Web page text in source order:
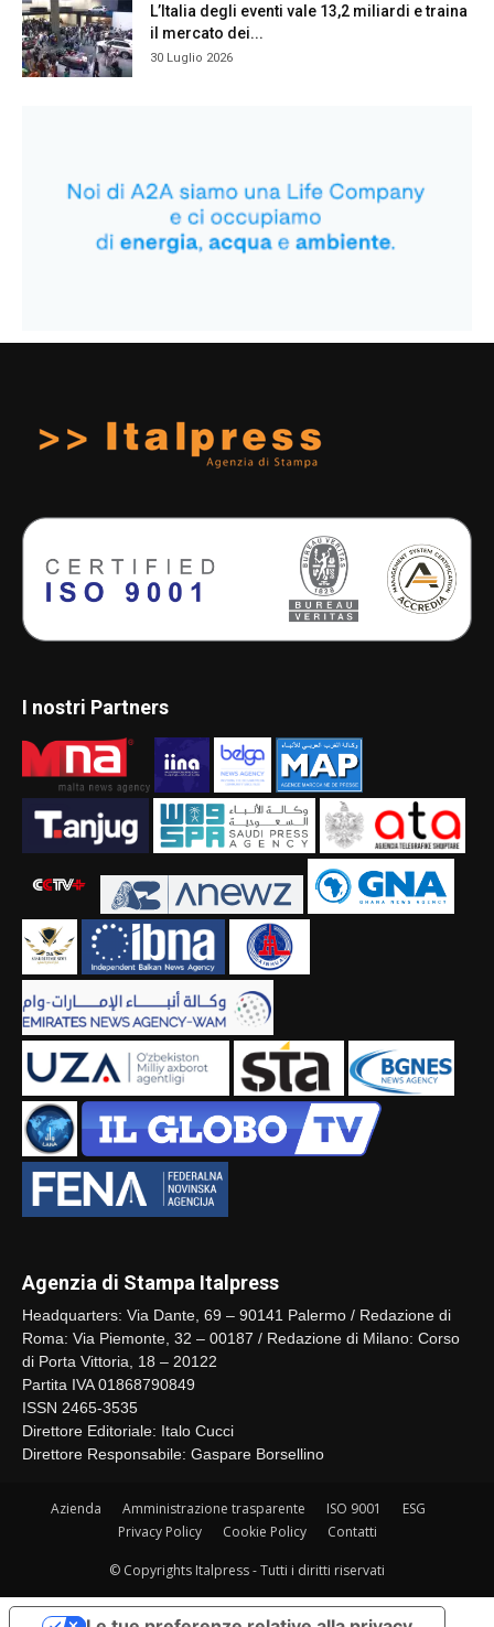
L’Italia degli eventi vale 13,2 miliardi e traina
il mercato dei...
30 Luglio 2026
I nostri Partners
Agenzia di Stampa Italpress
Headquarters: Via Dante, 69 – 90141 Palermo / Redazione di
Roma: Via Piemonte, 32 – 00187 / Redazione di Milano: Corso
di Porta Vittoria, 18 – 20122
Partita IVA 01868790849
ISSN 2465-3535
Direttore Editoriale: Italo Cucci
Direttore Responsabile: Gaspare Borsellino
Azienda Amministrazione trasparente ISO 9001
ESG
Privacy Policy
Cookie Policy Contatti
© Copyrights Italpress - Tutti i diritti riservati